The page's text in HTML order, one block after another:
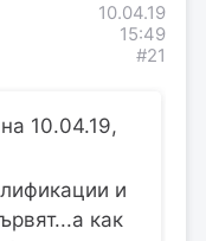
10.04.19
15:49
#21
10.04.19,
и
как